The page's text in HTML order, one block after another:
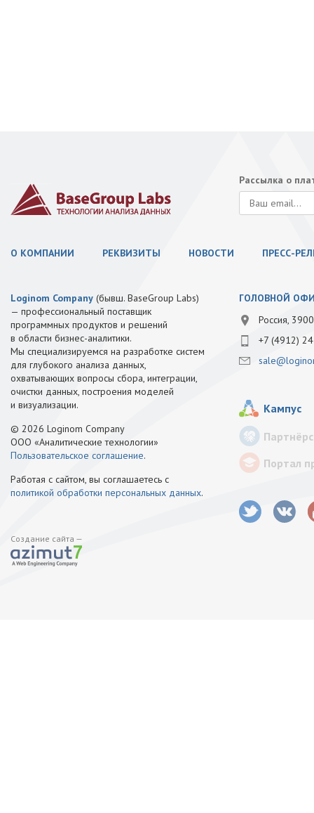
Рассылка о
О КОМПАНИИ РЕКВИЗИТЫ НОВОСТИ ПРЕСС-
Loginom Company (бывш. BaseGroup Labs)
— профессиональный поставщик
программных продуктов и решений
в области бизнес-аналитики.
Мы специализируемся на разработке систем
для глубокого анализа данных,
охватывающих вопросы сбора, интеграции,
очистки данных, построения моделей
и визуализации.
© 2026 Loginom Company
ООО «Аналитические технологии»
Пользовательское соглашение.
Работая с сайтом, вы соглашаетесь с
политикой обработки персональных данных.
Создание сайта —
ГОЛОВНОЙ
Россия,
+7 (4912)
Кампус
Портал